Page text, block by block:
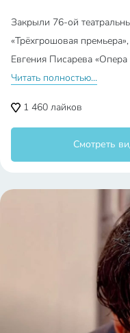
Закрыли 76-ой
«Трёхгрошовая
Евгения Писарева
Читать полностью...
1 460 лайков
Смотреть